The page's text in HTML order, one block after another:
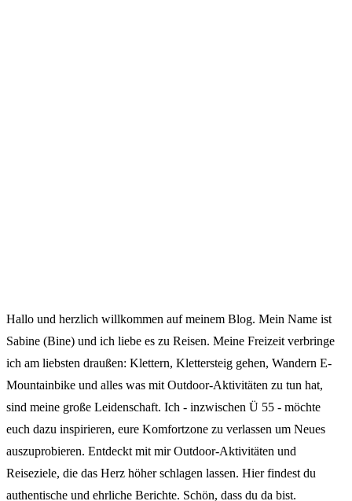
Hallo und herzlich willkommen auf meinem Blog. Mein Name ist
Sabine (Bine) und ich liebe es zu Reisen. Meine Freizeit verbringe
ich am liebsten draußen: Klettern, Klettersteig gehen, Wandern E-
Mountainbike und alles was mit Outdoor-Aktivitäten zu tun hat,
sind meine große Leidenschaft. Ich - inzwischen Ü 55 - möchte
euch dazu inspirieren, eure Komfortzone zu verlassen um Neues
auszuprobieren. Entdeckt mit mir Outdoor-Aktivitäten und
Reiseziele, die das Herz höher schlagen lassen. Hier findest du
authentische und ehrliche Berichte. Schön, dass du da bist.